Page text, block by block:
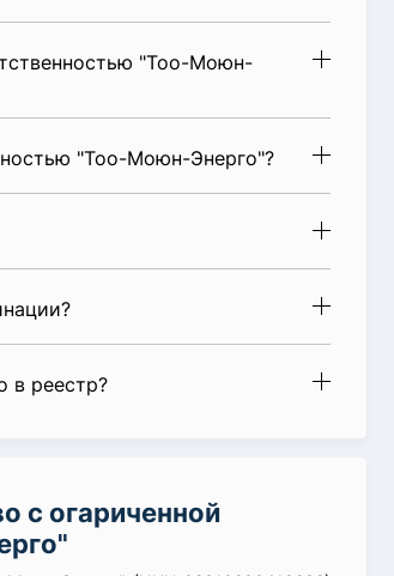
"Тоо-Моюн-
"Тоо-Моюн-Энерго"?
в реестр?
с огариченной